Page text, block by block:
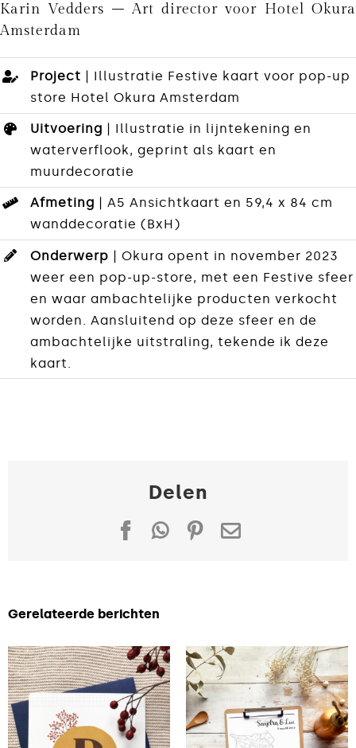
Karin Vedders – Art director voor Hotel Okura
Amsterdam
Project | Illustratie Festive kaart voor pop-up
store Hotel Okura Amsterdam
Uitvoering
| Illustratie in lijntekening en
waterverflook, geprint als kaart en
muurdecoratie
Afmeting
| A5 Ansichtkaart en 59,4 x 84 cm
wanddecoratie (BxH)
Onderwerp | Okura opent in november 2023
weer een pop-up-store, met een Festive sfeer
en waar ambachtelijke producten verkocht
worden. Aansluitend op deze sfeer en de
ambachtelijke uitstraling, tekende ik deze
kaart.
Delen
Facebook
WhatsApp
Pinterest
E-
Gerelateerde berichten
Bo zijn
Grafische
plattegrond
met